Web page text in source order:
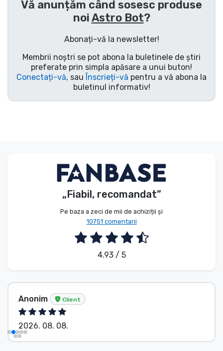
Vă anunțăm când sosesc produse
noiAstro Bot?
Abonați-vă la newsletter!
Membrii noștri se pot abona la buletinele de știri
preferate prin simpla apăsare a unui buton!
Conectați-vă, sau Înscrieți-vă pentru a vă abona la
buletinul informativ!
„Fiabil, recomandat”
Pe baza a zeci de mii de achiziții și
10751 comentarii
4.93 / 5
Anonim Client
2026. 08. 08.
Tipuri de produse